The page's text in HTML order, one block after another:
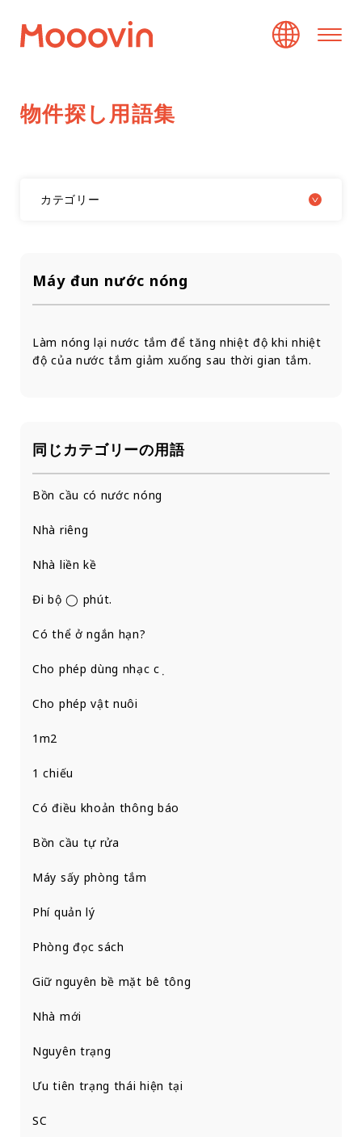
物件探し用語集
カテゴリー
Máy đun nước nóng
Làm nóng lại nước tắm để tăng nhiệt độ khi nhiệt
độ của nước tắm giảm xuống sau thời gian tắm.
同じカテゴリーの用語
Bồn cầu có nước nóng
Nhà riêng
Nhà liền kề
Đi bộ ◯ phút.
Có thể ở ngắn hạn?
Cho phép dùng nhạc cụ
Cho phép vật nuôi
1m2
1 chiếu
Có điều khoản thông báo
Bồn cầu tự rửa
Máy sấy phòng tắm
Phí quản lý
Phòng đọc sách
Giữ nguyên bề mặt bê tông
Nhà mới
Nguyên trạng
Ưu tiên trạng thái hiện tại
SC